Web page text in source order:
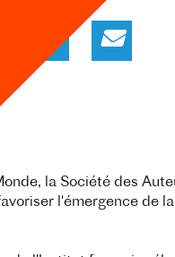
la Société des
l'émergence de